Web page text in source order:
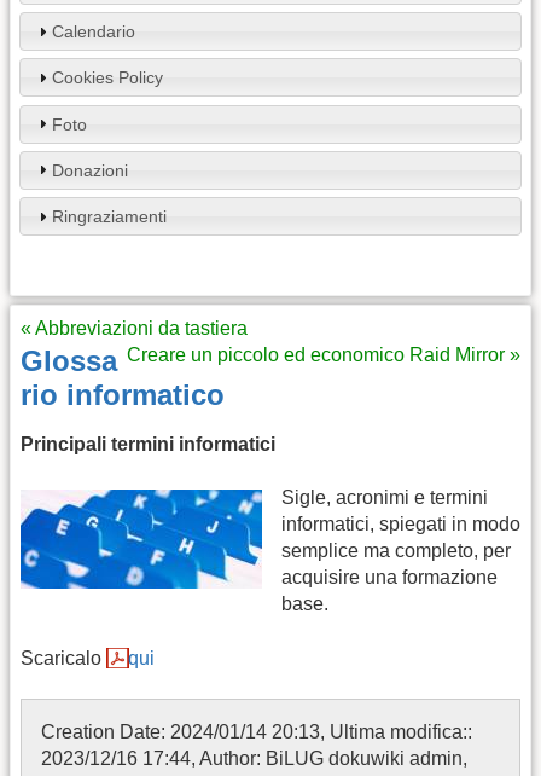
Calendario
Cookies Policy
Foto
Donazioni
Ringraziamenti
« Abbreviazioni da tastiera
Creare un piccolo ed economico Raid Mirror »
Glossa
rio informatico
Principali termini informatici
Sigle, acronimi e termini
informatici, spiegati in modo
semplice ma completo, per
acquisire una formazione
base.
Scaricalo qui
Creation Date: 2024/01/14 20:13, Ultima modifica::
2023/12/16 17:44, Author: BiLUG dokuwiki admin,